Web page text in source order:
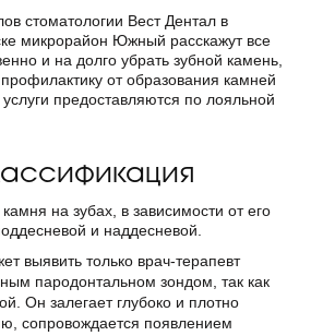
стоматологии Вест Дентал в
микрорайон Южный расскажут все
и на долго убрать зубной камень,
от образования камней
предоставляются по лояльной
на зубах, в зависимости от его
и наддесневой.
выявить только врач-терапевт
пародонтальном зондом, так как
Он залегает глубоко и плотно
сопровождается появлением